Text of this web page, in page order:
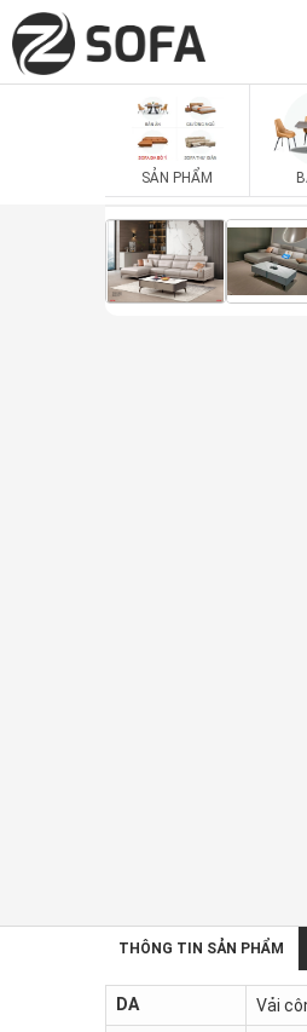
SẢN PHẨM
THÔNG TIN SẢN PHẨM
DA
Vải